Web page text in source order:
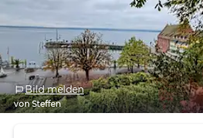
Bild melden
von Steffen